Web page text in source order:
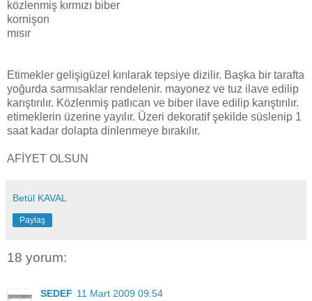
közlenmiş kırmızı biber
kornişon
mısır
Etimekler gelişigüzel kırılarak tepsiye dizilir. Başka bir tarafta
yoğurda sarmısaklar rendelenir. mayonez ve tuz ilave edilip
karıştırılır. Közlenmiş patlıcan ve biber ilave edilip karıştırılır.
etimeklerin üzerine yayılır. Üzeri dekoratif şekilde süslenip 1
saat kadar dolapta dinlenmeye bırakılır.
AFİYET OLSUN
Betül KAVAL
Paylaş
18 yorum:
SEDEF 11 Mart 2009 09:54